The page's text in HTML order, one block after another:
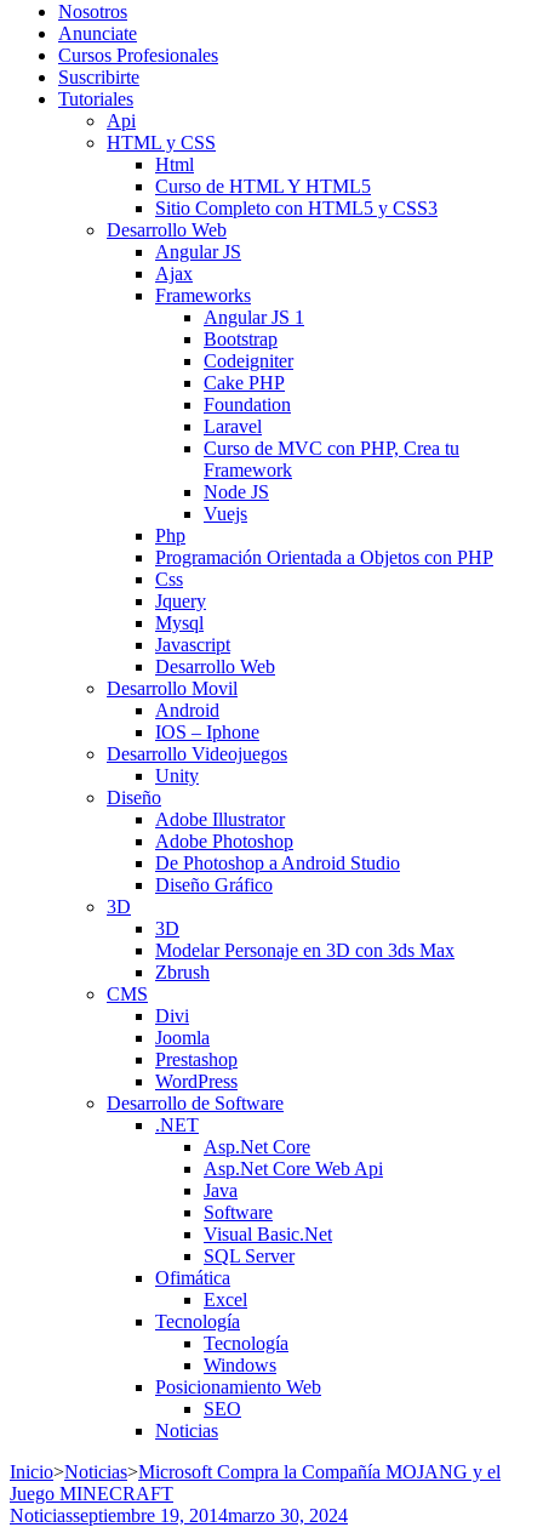
Nosotros
Anunciate
Cursos Profesionales
Suscribirte
Tutoriales
Api
HTML y CSS
Html
Curso de HTML Y HTML5
Sitio Completo con HTML5 y CSS3
Desarrollo Web
Angular JS
Ajax
Frameworks
Angular JS 1
Bootstrap
Codeigniter
Cake PHP
Foundation
Laravel
Curso de MVC con PHP, Crea tu
Framework
Node JS
Vuejs
Php
Programación Orientada a Objetos con PHP
Css
Jquery
Mysql
Javascript
Desarrollo Web
Desarrollo Movil
Android
IOS – Iphone
Desarrollo Videojuegos
Unity
Diseño
Adobe Illustrator
Adobe Photoshop
De Photoshop a Android Studio
Diseño Gráfico
3D
3D
Modelar Personaje en 3D con 3ds Max
Zbrush
CMS
Divi
Joomla
Prestashop
WordPress
Desarrollo de Software
.NET
Asp.Net Core
Asp.Net Core Web Api
Java
Software
Visual Basic.Net
SQL Server
Ofimática
Excel
Tecnología
Tecnología
Windows
Posicionamiento Web
SEO
Noticias
Inicio>Noticias>Microsoft Compra la Compañía MOJANG y el
Juego MINECRAFT
Noticiasseptiembre 19, 2014marzo 30, 2024